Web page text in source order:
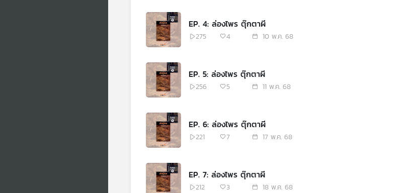
EP. 4: ล่องไพร ตุ๊กตาผี
275 4 10 พ.ค. 68
EP. 5: ล่องไพร ตุ๊กตาผี
256 5 11 พ.ค. 68
EP. 6: ล่องไพร ตุ๊กตาผี
221 7 17 พ.ค. 68
EP. 7: ล่องไพร ตุ๊กตาผี
212 3 18 พ.ค. 68